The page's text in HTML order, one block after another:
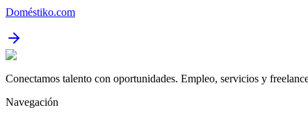
Doméstiko.com
Conectamos talento con oportunidades. Empleo, servicios y
Navegación